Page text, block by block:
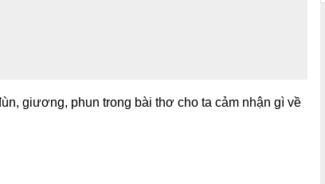
giương, phun trong bài thơ cho ta cảm nhận gì về